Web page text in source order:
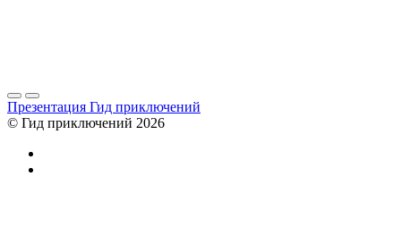
Презентация Гид приключений
© Гид приключений 2026